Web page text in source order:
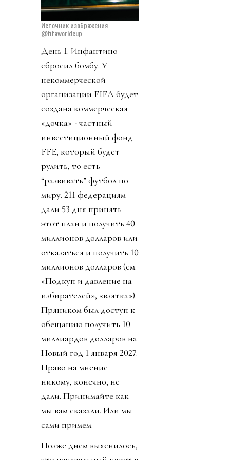
Источник изображения
@fifaworldcup
День 1. Инфантино
сбросил бомбу. У
некоммерческой
организации FIFA будет
создана коммерческая
«дочка» - частный
инвестиционный фонд
FFE, который будет
рулить, то есть
“развивать” футбол по
миру. 211 федерациям
дали 53 дня принять
этот план и получить 40
миллионов долларов или
отказаться и получить 10
миллионов долларов (см.
«Подкуп и давление на
избирателей», «взятка»).
Пряником был доступ к
обещанию получить 10
миллиардов долларов на
Новый год 1 января 2027.
Право на мнение
никому, конечно, не
дали. Принимайте как
мы вам сказали. Или мы
сами примем.
Позже днем выяснилось,